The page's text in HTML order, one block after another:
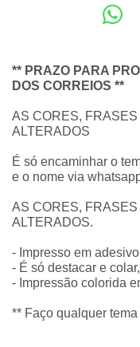
** PRAZO PARA
DOS CORREIOS **
AS CORES,
ALTERADOS
É só encaminhar o
e o nome via
AS CORES,
ALTERADOS.
- Impresso em
- É só destacar e
- Impressão colorida
** Faço qualquer tema